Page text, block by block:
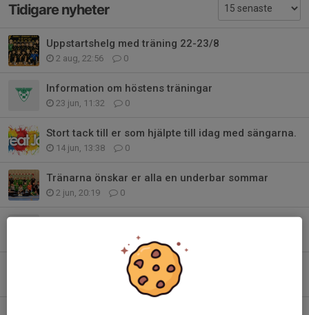
Tidigare nyheter
Uppstartshelg med träning 22-23/8
2 aug, 22:56 0
Information om höstens träningar
23 jun, 11:32 0
Stort tack till er som hjälpte till idag med sängarna.
14 jun, 13:38 0
Tränarna önskar er alla en underbar sommar
2 jun, 20:19 0
Trevlig valborg önskar Ledarna
0